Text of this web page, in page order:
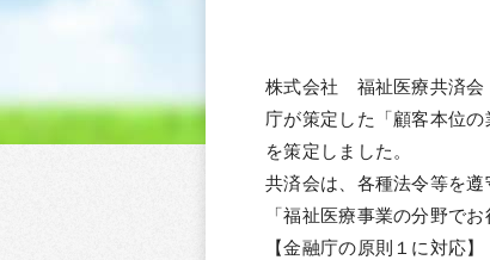
株式会社 福祉医療共済会
庁が策定した「顧客本位
を策定しました。
共済会は、各種法令等を
「福祉医療事業の分野で
【金融庁の原則１に対応】